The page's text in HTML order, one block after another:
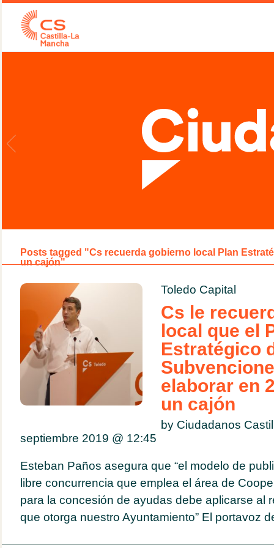
Posts tagged "Cs recuerda gobierno local Plan
un cajón"
Toledo Capital
Cs le
local que el
Estratégico
elaborar en
un cajón
by Ciudadanos
septiembre 2019 @ 12:45
Esteban Paños asegura que “el modelo de
libre concurrencia que emplea el área de
para la concesión de ayudas debe aplicarse al
que otorga nuestro Ayuntamiento” El portavoz